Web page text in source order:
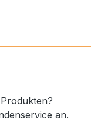
an.